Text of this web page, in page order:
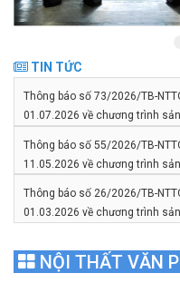
TIN TỨC
Thông báo số 73/2026/TB-
01.07.2026 về chương trình
Thông báo số 55/2026/TB-
11.05.2026 về chương trình
Thông báo số 26/2026/TB-
01.03.2026 về chương trình
NỘI THẤT VĂN